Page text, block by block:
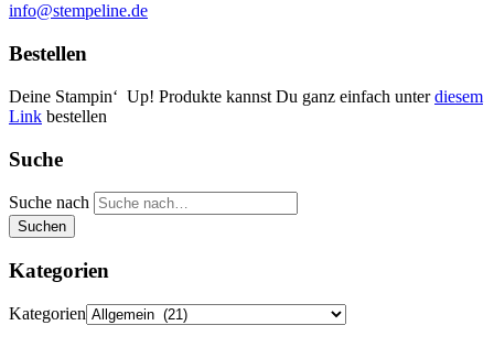
info@stempeline.de
Bestellen
Deine Stampin‘ Up! Produkte kannst Du ganz einfach unterdiesem
Link bestellen
Suche
Suche nach
Suchen
Kategorien
Kategorien